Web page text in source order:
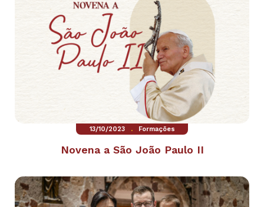
13/10/2023 . Formações
Novena a São João Paulo II